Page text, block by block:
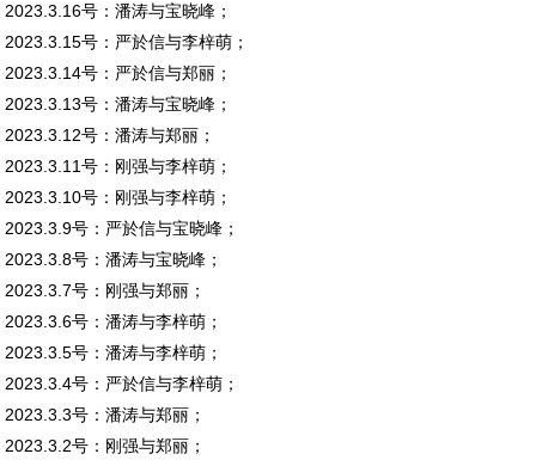
2023.3.16号：潘涛与宝晓峰；
2023.3.15号：严於信与李梓萌；
2023.3.14号：严於信与郑丽；
2023.3.13号：潘涛与宝晓峰；
2023.3.12号：潘涛与郑丽；
2023.3.11号：刚强与李梓萌；
2023.3.10号：刚强与李梓萌；
2023.3.9号：严於信与宝晓峰；
2023.3.8号：潘涛与宝晓峰；
2023.3.7号：刚强与郑丽；
2023.3.6号：潘涛与李梓萌；
2023.3.5号：潘涛与李梓萌；
2023.3.4号：严於信与李梓萌；
2023.3.3号：潘涛与郑丽；
2023.3.2号：刚强与郑丽；